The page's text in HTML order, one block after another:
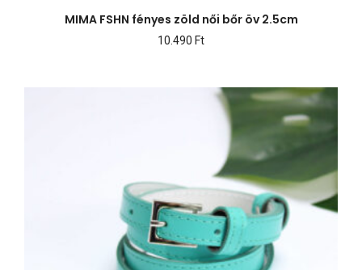
MIMA FSHN fényes zöld női bőr öv 2.5cm
10.490 Ft